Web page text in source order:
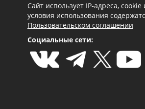
Сайт использует IP-адреса,
условия использования
Пользовательском соглашении
Социальные сети: